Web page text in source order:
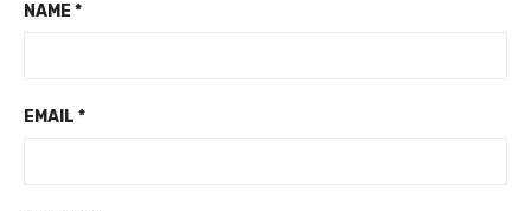
NAME *
EMAIL *